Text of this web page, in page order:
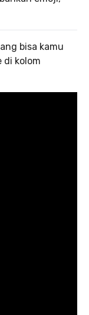
bisa kamu
di kolom